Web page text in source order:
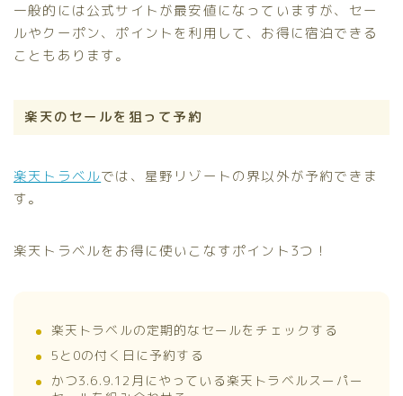
一般的には公式サイトが最安値になっていますが、セー
ルやクーポン、ポイントを利用して、お得に宿泊できる
こともあります。
楽天のセールを狙って予約
楽天トラベルでは、星野リゾートの界以外が予約できま
す。
楽天トラベルをお得に使いこなすポイント3つ！
楽天トラベルの定期的なセールをチェックする
5と0の付く日に予約する
かつ3.6.9.12月にやっている楽天トラベルスーパー